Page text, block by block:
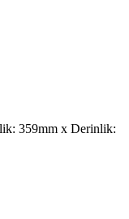
359mm x Derinlik: